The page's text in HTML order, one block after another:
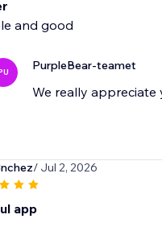
and good
PurpleBear-teamet
We really
/ Jul 2, 2026
app